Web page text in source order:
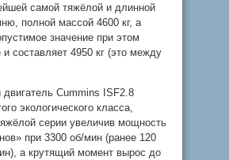
самой тяжёлой и длинной
полной массой 4600 кг, а
значение при этом
составляет 4950 кг (это между
Cummins ISF2.8
экологического класса,
серии увеличив мощность
при 3300 об/мин (ранее 120
а крутящий момент вырос до